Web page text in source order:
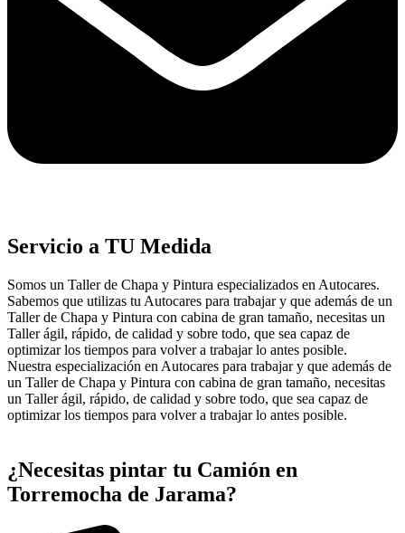
Servicio a TU Medida
Somos un Taller de Chapa y Pintura especializados en Autocares.
Sabemos que utilizas tu Autocares para trabajar y que además de un
Taller de Chapa y Pintura con cabina de gran tamaño, necesitas un
Taller ágil, rápido, de calidad y sobre todo, que sea capaz de
optimizar los tiempos para volver a trabajar lo antes posible.
Nuestra especialización en Autocares para trabajar y que además de
un Taller de Chapa y Pintura con cabina de gran tamaño, necesitas
un Taller ágil, rápido, de calidad y sobre todo, que sea capaz de
optimizar los tiempos para volver a trabajar lo antes posible.
¿Necesitas pintar tu Camión en
Torremocha de Jarama?